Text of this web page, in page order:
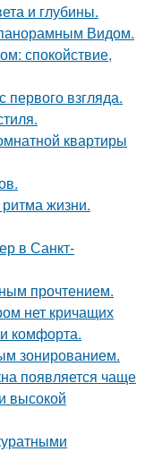
и глубины.
Видом.
спокойствие,
взгляда.
квартиры
ритма жизни.
в Санкт-
прочтением.
нет кричащих
комфорта.
зонированием.
появляется чаще
высокой